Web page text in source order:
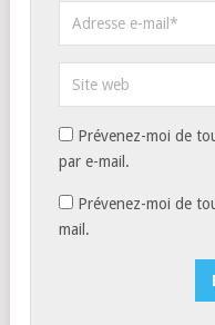
Prévenez-moi de
par e-mail.
Prévenez-moi de
mail.